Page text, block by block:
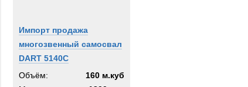
Импорт продажа
многозвенный самосвал
DART 5140C
Объём:
160 м.куб